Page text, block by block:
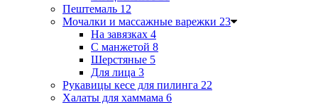
Пештемаль 12
Мочалки и массажные варежки 23
На завязках 4
С манжетой 8
Шерстяные 5
Для лица 3
Рукавицы кесе для пилинга 22
Халаты для хаммама 6